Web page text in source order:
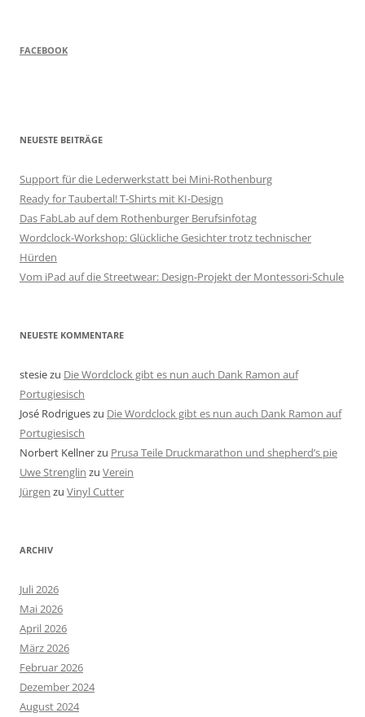
FACEBOOK
NEUESTE BEITRÄGE
Support für die Lederwerkstatt bei Mini-Rothenburg
Ready for Taubertal! T-Shirts mit KI-Design
Das FabLab auf dem Rothenburger Berufsinfotag
Wordclock-Workshop: Glückliche Gesichter trotz technischer
Hürden
Vom iPad auf die Streetwear: Design-Projekt der Montessori-Schule
NEUESTE KOMMENTARE
stesiezu Die Wordclock gibt es nun auch Dank Ramon auf
Portugiesisch
José Rodrigueszu Die Wordclock gibt es nun auch Dank Ramon auf
Portugiesisch
Norbert Kellnerzu Prusa Teile Druckmarathon und shepherd’s pie
Uwe Strenglin zu Verein
Jürgen zu Vinyl Cutter
ARCHIV
Juli 2026
Mai 2026
April 2026
März 2026
Februar 2026
Dezember 2024
August 2024